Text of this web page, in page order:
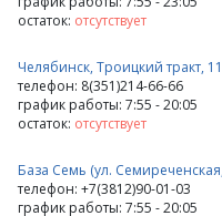
остаток: отсутствует
Челябинск, Троицкий тракт, 11
телефон: 8(351)214-66-66
график работы: 7:55 - 20:05
остаток: отсутствует
База Семь (ул.
телефон: +7(3812)90-01-03
график работы: 7:55 - 20:05